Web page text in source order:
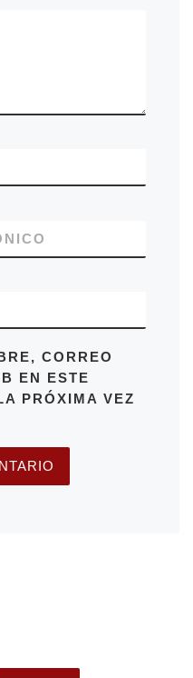
CORREO
EN ESTE
PRÓXIMA VEZ